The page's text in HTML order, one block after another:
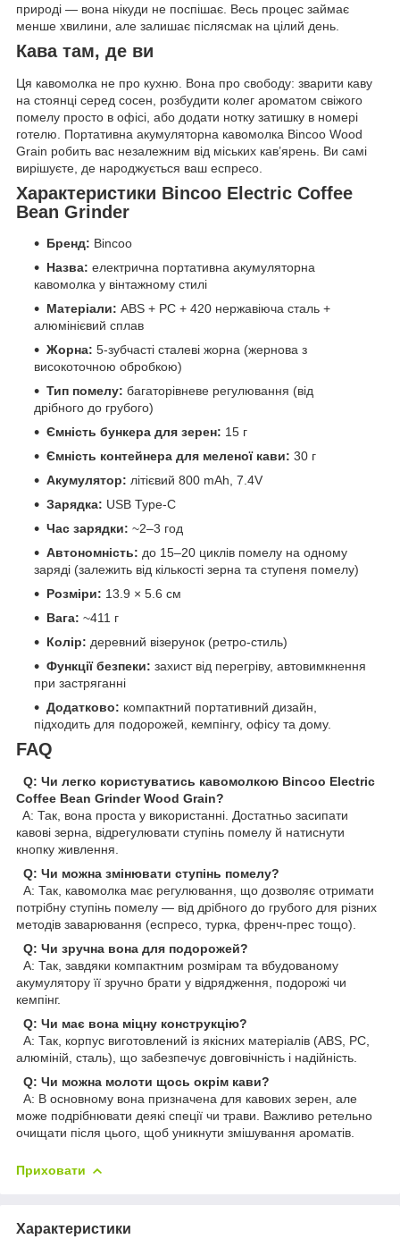
природі — вона нікуди не поспішає. Весь процес займає
менше хвилини, але залишає післясмак на цілий день.
Кава там, де ви
Ця кавомолка не про кухню. Вона про свободу: зварити каву
на стоянці серед сосен, розбудити колег ароматом свіжого
помелу просто в офісі, або додати нотку затишку в номері
готелю. Портативна акумуляторна кавомолка Bincoo Wood
Grain робить вас незалежним від міських кав’ярень. Ви самі
вирішуєте, де народжується ваш еспресо.
Характеристики Bincoo Electric Coffee
Bean Grinder
Бренд: Bincoo
Назва: електрична портативна акумуляторна
кавомолка у вінтажному стилі
Матеріали: ABS + PC + 420 нержавіюча сталь +
алюмінієвий сплав
Жорна: 5-зубчасті сталеві жорна (жернова з
високоточною обробкою)
Тип помелу: багаторівневе регулювання (від
дрібного до грубого)
Ємність бункера для зерен: 15 г
Ємність контейнера для меленої кави: 30 г
Акумулятор: літієвий 800 mAh, 7.4V
Зарядка: USB Type-C
Час зарядки: ~2–3 год
Автономність: до 15–20 циклів помелу на одному
заряді (залежить від кількості зерна та ступеня помелу)
Розміри: 13.9 × 5.6 см
Вага: ~411 г
Колір: деревний візерунок (ретро-стиль)
Функції безпеки: захист від перегріву, автовимкнення
при застряганні
Додатково: компактний портативний дизайн,
підходить для подорожей, кемпінгу, офісу та дому.
FAQ
Q: Чи легко користуватись кавомолкою Bincoo Electric
Coffee Bean Grinder Wood Grain?
A: Так, вона проста у використанні. Достатньо засипати
кавові зерна, відрегулювати ступінь помелу й натиснути
кнопку живлення.
Q: Чи можна змінювати ступінь помелу?
A: Так, кавомолка має регулювання, що дозволяє отримати
потрібну ступінь помелу — від дрібного до грубого для різних
методів заварювання (еспресо, турка, френч-прес тощо).
Q: Чи зручна вона для подорожей?
A: Так, завдяки компактним розмірам та вбудованому
акумулятору її зручно брати у відрядження, подорожі чи
кемпінг.
Q: Чи має вона міцну конструкцію?
A: Так, корпус виготовлений із якісних матеріалів (ABS, PC,
алюміній, сталь), що забезпечує довговічність і надійність.
Q: Чи можна молоти щось окрім кави?
A: В основному вона призначена для кавових зерен, але
може подрібнювати деякі спеції чи трави. Важливо ретельно
очищати після цього, щоб уникнути змішування ароматів.
Приховати
Характеристики